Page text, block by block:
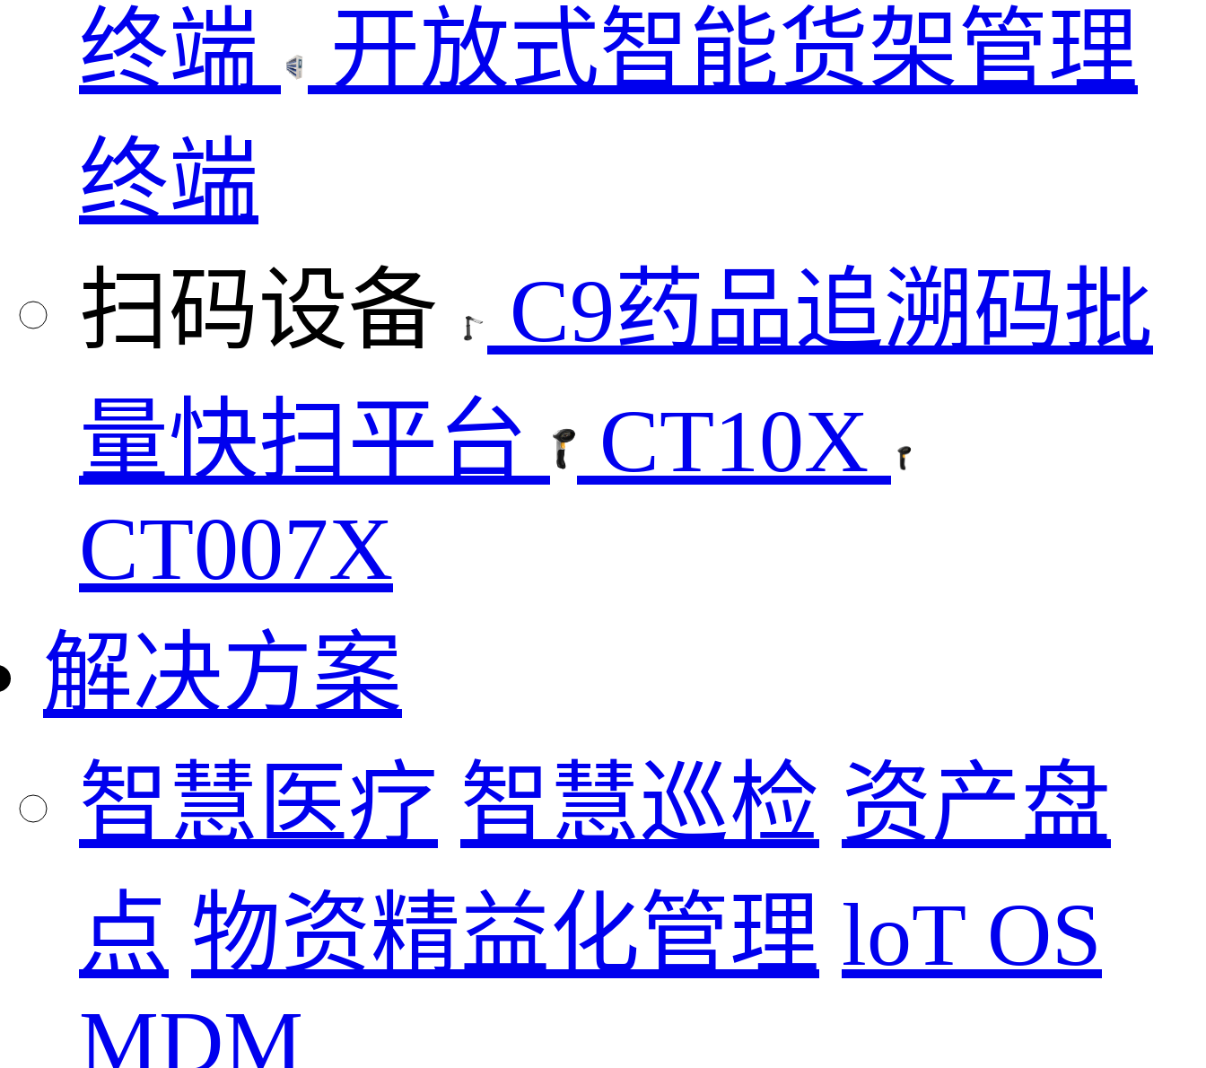
终端
开放式智能货架管理
终端
扫码设备
C9药品追溯码批
量快扫平台
CT10X
CT007X
解决方案
智慧医疗 智慧巡检 资产盘
点 物资精益化管理 loT OS
MDM